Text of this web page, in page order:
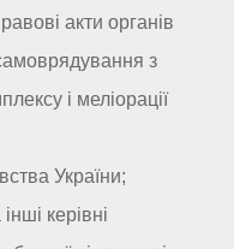
акти органів
з
і меліорації
України;
керівні